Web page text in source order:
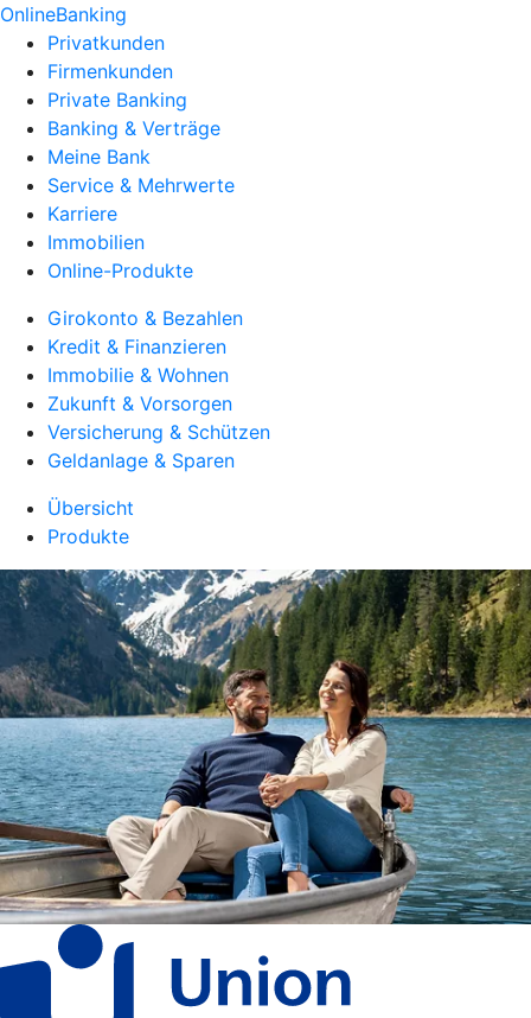
OnlineBanking
Privatkunden
Firmenkunden
Private Banking
Banking & Verträge
Meine Bank
Service & Mehrwerte
Karriere
Immobilien
Online-Produkte
Girokonto & Bezahlen
Kredit & Finanzieren
Immobilie & Wohnen
Zukunft & Vorsorgen
Versicherung & Schützen
Geldanlage & Sparen
Übersicht
Produkte